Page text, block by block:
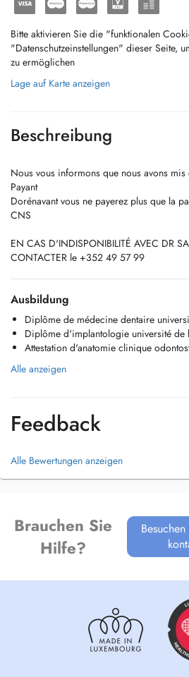
Bitte aktivieren Sie die "funktionalen
"Datenschutzeinstellungen" dieser Seite,
zu ermöglichen
Lage auf Karte anzeigen
Beschreibung
Nous vous informons que nous avons
Payant
Dorénavant vous ne payerez plus que la
CNS
EN CAS D'INDISPONIBILITÉ AVEC DR
CONTACTER le +352 49 57 99
Ausbildung
Diplôme de médecine dentaire
Diplôme d'implantologie université de
Attestation d'anatomie clinique
Alle anzeigen
Feedback
Alle Bewertungen anzeigen
Brauchen Sie
Hilfe?